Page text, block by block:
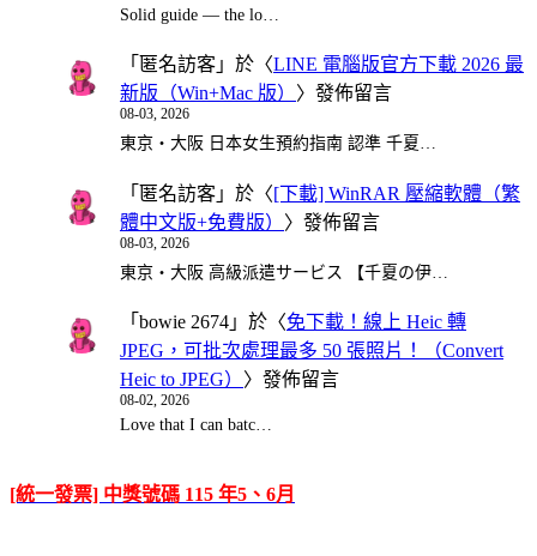
Solid guide — the lo…
「 匿名訪客 」於〈LINE 電腦版官方下載 2026 最
新版（Win+Mac 版） 〉發佈留言
08-03, 2026
東京・大阪 日本女生預約指南 認準 千夏…
「 匿名訪客 」於〈[下載] WinRAR 壓縮軟體（繁
體中文版+免費版） 〉發佈留言
08-03, 2026
東京・大阪 高級派遣サービス 【千夏の伊…
「 bowie 2674 」於〈免下載！線上 Heic 轉
JPEG，可批次處理最多 50 張照片！（Convert
Heic to JPEG） 〉發佈留言
08-02, 2026
Love that I can batc…
[統一發票] 中獎號碼 115 年5、6月